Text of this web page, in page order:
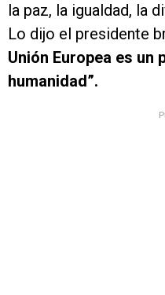
la paz, la igualdad, la
Lo dijo el presidente
Unión Europea es un
humanidad”.